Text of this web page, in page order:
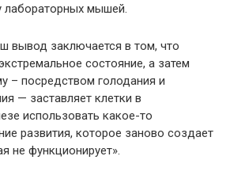
лабораторных мышей.
вывод заключается в том, что
состояние, а затем
– посредством голодания и
— заставляет клетки в
использовать какое-то
развития, которое заново создает
не функционирует».